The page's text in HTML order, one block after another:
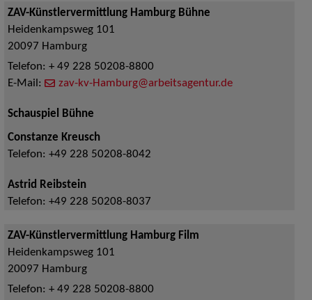
ZAV-Künstlervermittlung Hamburg Bühne
Heidenkampsweg 101
20097 Hamburg
Telefon: + 49 228 50208-8800
E-Mail:
zav-kv-Hamburg@arbeitsagentur.de
Schauspiel Bühne
Constanze Kreusch
Telefon: +49 228 50208-8042
Astrid Reibstein
Telefon: +49 228 50208-8037
ZAV-Künstlervermittlung Hamburg Film
Heidenkampsweg 101
20097 Hamburg
Telefon: + 49 228 50208-8800